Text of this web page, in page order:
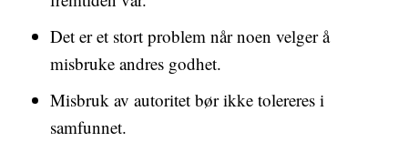
Det er et stort problem når noen velger å
misbruke andres godhet.
Misbruk av autoritet bør ikke tolereres i
samfunnet.